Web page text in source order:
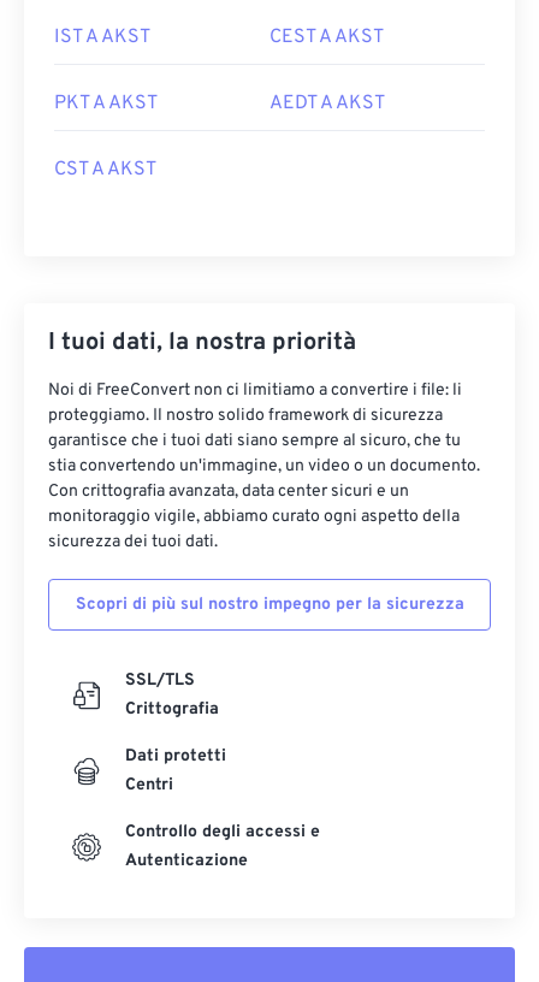
IST A AKST CEST A AKST
PKT A AKST AEDT A AKST
CST A AKST
I tuoi dati, la nostra priorità
Noi di FreeConvert non ci limitiamo a convertire i file: li
proteggiamo. Il nostro solido framework di sicurezza
garantisce che i tuoi dati siano sempre al sicuro, che tu
stia convertendo un'immagine, un video o un documento.
Con crittografia avanzata, data center sicuri e un
monitoraggio vigile, abbiamo curato ogni aspetto della
sicurezza dei tuoi dati.
Scopri di più sul nostro impegno per la sicurezza
SSL/TLS
Crittografia
Dati protetti
Centri
Controllo degli accessi e
Autenticazione